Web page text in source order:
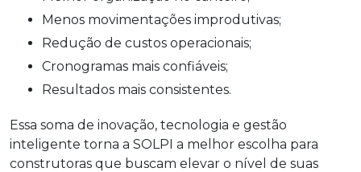
Menos movimentações improdutivas;
Redução de custos operacionais;
Cronogramas mais confiáveis;
Resultados mais consistentes.
Essa soma de inovação, tecnologia e gestão
inteligente torna a SOLPI a melhor escolha para
construtoras que buscam elevar o nível de suas